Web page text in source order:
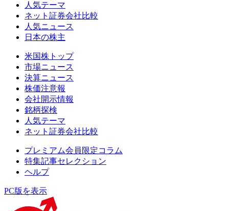
人気テーマ
ネット証券会社比較
人気ニュース
日本の株主
米国株トップ
市場ニュース
決算ニュース
株価注意報
会社開示情報
銘柄探検
人気テーマ
ネット証券会社比較
プレミアム会員限定コラム
特集記事セレクション
ヘルプ
PC版を表示